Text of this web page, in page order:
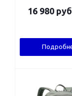
16 980